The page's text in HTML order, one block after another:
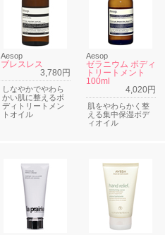
Aesop
ブレスレス
3,780円
しなやかでやわら
かい肌に整えるボ
ディトリートメン
トオイル
Aesop
ゼラニウム ボディ
トリートメント
100ml
4,020円
肌をやわらかく整
える集中保湿ボデ
ィオイル